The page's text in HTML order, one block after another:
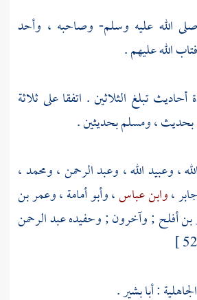
الله عليه وسلم- وصاحبه ، وأحد
الله عليهم .
تبلغ الثلاثين . اتفقا على ثلاثة
بحديث ،ومسلمبحديثين .
،وعبيد الله، وعبد الرحمن،ومحمد،
،وابن عباس،وأبو أمامة،وعمر بن
أفلح; وآخرون ; وحفيدهعبد الرحمن
:أبا بشير.